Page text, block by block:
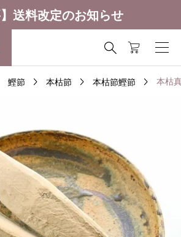
】送料改定のお知らせ

鰹節  本枯節  本枯節鰹節  本枯